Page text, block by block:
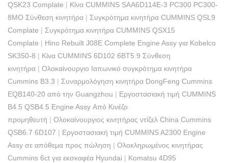
QSK23 Complate | Κίνα CUMMINS SAA6D114E-3 PC300 PC300-
8MO Σύνθεση κινητήρα | Συγκρότημα κινητήρα CUMMINS QSL9
Complate | Συγκρότημα κινητήρα CUMMINS QSX15
Complate | Hino Rebuilt J08E Complete Engine Assy για Kobelco
SK350-8 | Κίνα CUMMINS 6D102 6BT5.9 Σύνθεση
κινητήρα | Ολοκαίνουργιο Ιαπωνικό συγκρότημα κινητήρα
Cummins B3.3 | Συναρμολόγηση κινητήρα DongFeng Cummins
EQB140-20 από την Guangzhou | Εργοστασιακή τιμή CUMMINS
B4.5 QSB4.5 Engine Assy Από Κινέζο
προμηθευτή | Ολοκαίνουργιος κινητήρας ντίζελ China Cummins
QSB6.7 6D107 | Εργοστασιακή τιμή CUMMINS A2300 Engine
Assy σε απόθεμα προς πώληση | Ολοκληρωμένος κινητήρας
Cummins 6ct για εκσκαφέα Hyundai | Komatsu 4D95